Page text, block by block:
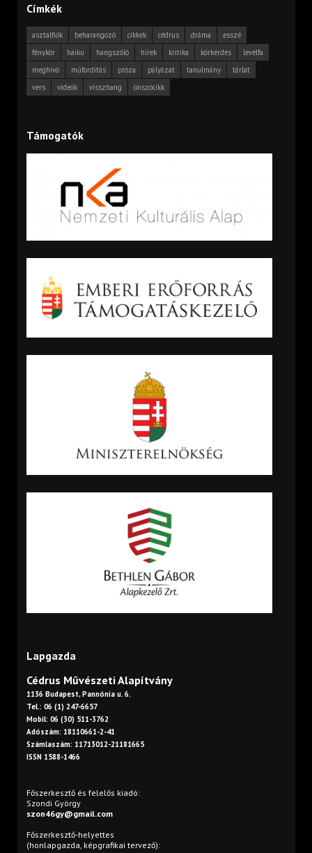
Címkék
asztalfiók beharangozó cikkek cédrus dráma
esszé
fénykör
haiku hangszóló hírek kritika körkérdés
levélfa
meghívó
műfordítás próza pályázat tanulmány
tárlat
vers
videók visszhang önszócikk
Támogatók
Lapgazda
Cédrus Művészeti Alapítvány
1136 Budapest, Pannónia u. 6.
Tel.: 06 (1) 247-6657
Mobil: 06 (30) 511-3762
Adószám: 18110661-2-41
Számlaszám: 11713012-21181665
ISSN 1588-1466
Főszerkesztő és felelős kiadó:
Szondi György
szon46gy@gmail.com
Főszerkesztő-helyettes
(honlapgazda, képgrafikai tervező):